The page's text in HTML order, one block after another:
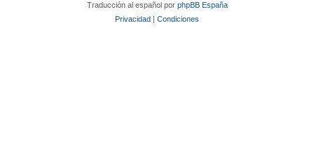
Traducción al español por phpBB España
Privacidad | Condiciones